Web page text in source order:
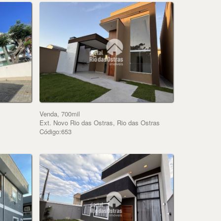
Venda, 700mil
Ext. Novo Rio das Ostras, Rio das Ostras
Código:653